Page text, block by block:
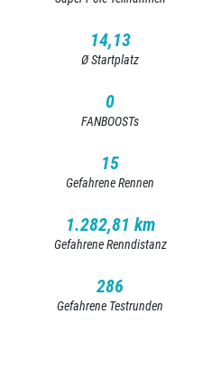
14,13
Ø Startplatz
0
FANBOOSTs
15
Gefahrene Rennen
1.282,81 km
Gefahrene Renndistanz
286
Gefahrene Testrunden